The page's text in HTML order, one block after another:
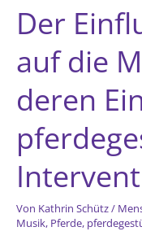
Der
auf die
deren
Von Kathrin Schütz/
Musik, Pferde,